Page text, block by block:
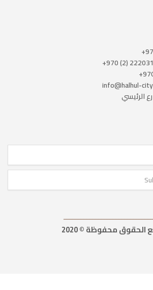
الرئيسي
الحقوق محفوظة © 2020